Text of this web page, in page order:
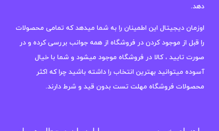
دهد.
اوزمان دیجیتال این اطمینان را به شما میدهد که تمامی محصولات
را قبل از موجود کردن در فروشگاه از همه جوانب بررسی کرده و در
صورت تایید ، کالا در فروشگاه موجود میشود و شما با خیال
آسوده میتوانید بهترین انتخاب را داشته باشید چرا که اکثر
محصولات فروشگاه مهلت تست بدون قید و شرط دارند.